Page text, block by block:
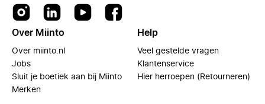
Over Miinto
Over miinto.nl
Jobs
Sluit je boetiek aan bij Miinto
Merken
Help
Veel gestelde vragen
Klantenservice
Hier herroepen (Retourneren)